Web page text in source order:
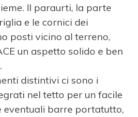
Il paraurti, la parte
e le cornici dei
posti vicino al terreno,
un aspetto solido e ben
distintivi ci sono i
nel tetto per un facile
eventuali barre portatutto,